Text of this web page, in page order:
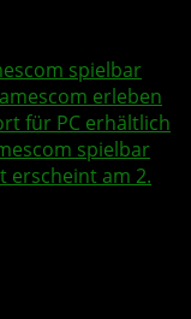
spielbar
erleben
für PC erhältlich
spielbar
erscheint am 2.